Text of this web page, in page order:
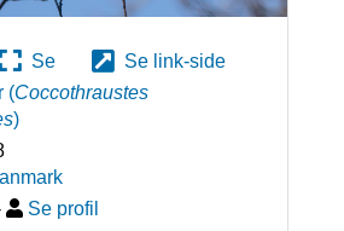
Se
Se link-side
(Coccothraustes
)
Se profil